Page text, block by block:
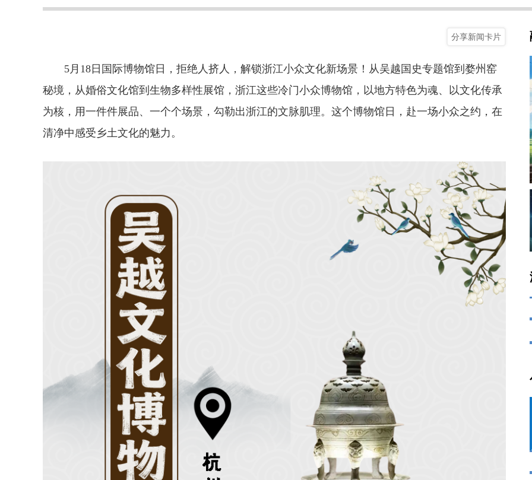
分享新闻卡片
5月18日国际博物馆日，拒绝人挤人，解锁浙江小众文化新场景！从吴越国史专题馆到婺州窑
秘境，从婚俗文化馆到生物多样性展馆，浙江这些冷门小众博物馆，以地方特色为魂、以文化传承
为核，用一件件展品、一个个场景，勾勒出浙江的文脉肌理。这个博物馆日，赴一场小众之约，在
清净中感受乡土文化的魅力。